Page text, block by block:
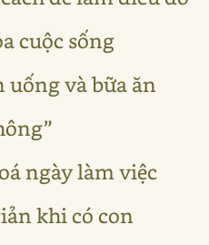
cuộc sống
uống và bữa ăn
ngày làm việc
khi có con